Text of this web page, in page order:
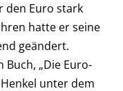
den Euro stark
hatte er seine
geändert.
Buch, „Die Euro-
unter dem